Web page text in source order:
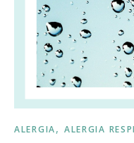
ALERGIA, ALERGIA